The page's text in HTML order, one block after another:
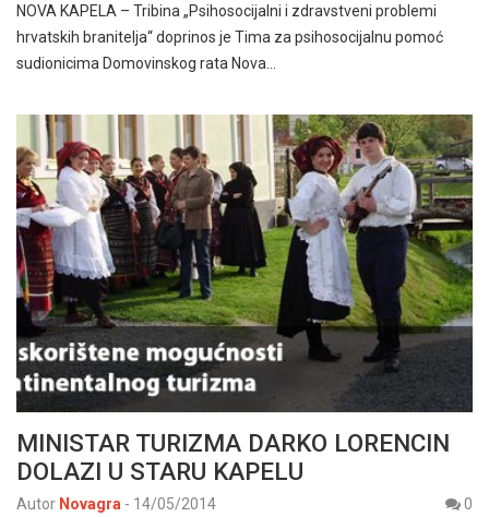
NOVA KAPELA – Tribina „Psihosocijalni i zdravstveni problemi
hrvatskih branitelja“ doprinos je Tima za psihosocijalnu pomoć
sudionicima Domovinskog rata Nova…
MINISTAR TURIZMA DARKO LORENCIN
DOLAZI U STARU KAPELU
Autor Novagra - 14/05/2014
0